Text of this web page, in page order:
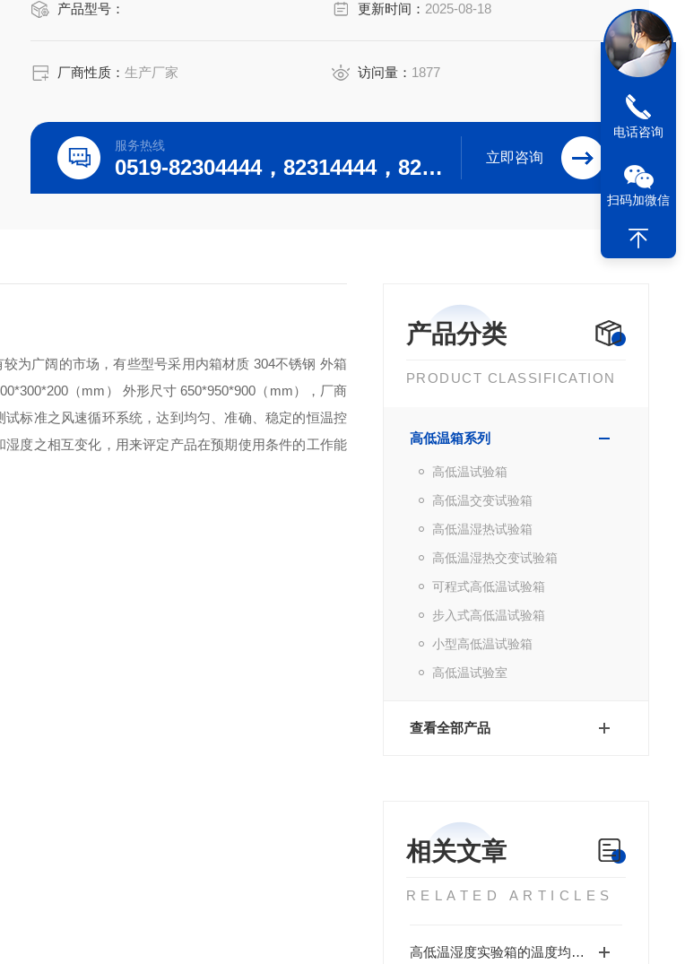
产品型号： 更新时间： 2025-08-18
厂商性质：生产厂家 访问量： 1877
服务热线
0519-82304444，82314444，82302244，82312244 立即咨询
产品分类
PRODUCT CLASSIFICATION
高低温箱系列
高低温试验箱
高低温交变试验箱
高低温湿热试验箱
高低温湿热交变试验箱
可程式高低温试验箱
步入式高低温试验箱
小型高低温试验箱
高低温试验室
查看全部产品
相关文章
RELATED ARTICLES
高低温湿度实验箱的温度均匀性与湿度控制精度
为广阔的市场，有些型号采用内箱材质 304不锈钢 外箱
（mm） 外形尺寸 650*950*900（mm），厂商
标准之风速循环系统，达到均匀、准确、稳定的恒温控
度之相互变化，用来评定产品在预期使用条件的工作能
电话咨询
扫码加微信